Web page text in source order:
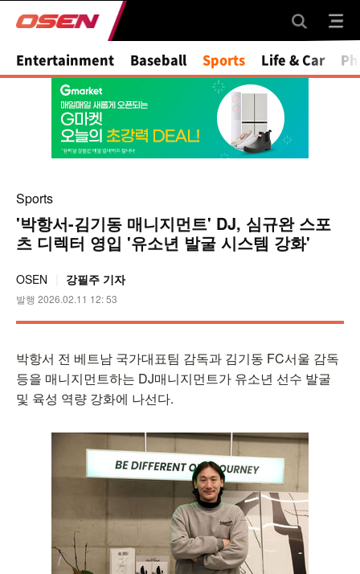
Mute
Entertainment Baseball Sports Life & Car
Sports
'박항서-김기동 매니지먼트' DJ, 심규완 스포
츠 디렉터 영입 '유소년 발굴 시스템 강화'
OSEN 강필주 기자
발행 2026.02.11 12: 53
박항서 전 베트남 국가대표팀 감독과 김기동 FC서울 감독
등을 매니지먼트하는 DJ매니지먼트가 유소년 선수 발굴
및 육성 역량 강화에 나선다.